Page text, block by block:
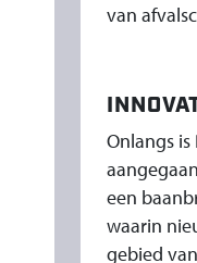
van
Onlangs is
een
waarin
gebied